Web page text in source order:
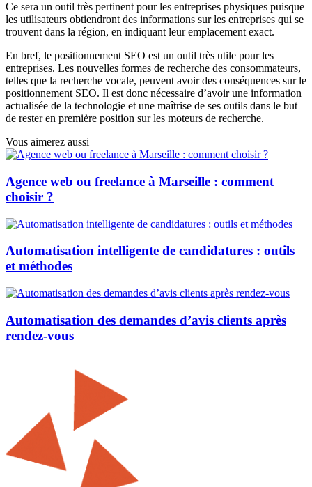
Ce sera un outil très pertinent pour les entreprises physiques puisque
les utilisateurs obtiendront des informations sur les entreprises qui se
trouvent dans la région, en indiquant leur emplacement exact.
En bref, le positionnement SEO est un outil très utile pour les
entreprises. Les nouvelles formes de recherche des consommateurs,
telles que la recherche vocale, peuvent avoir des conséquences sur le
positionnement SEO. Il est donc nécessaire d’avoir une information
actualisée de la technologie et une maîtrise de ses outils dans le but
de rester en première position sur les moteurs de recherche.
Vous aimerez aussi
Agence web ou freelance à Marseille : comment
choisir ?
Automatisation intelligente de candidatures : outils
et méthodes
Automatisation des demandes d’avis clients après
rendez-vous